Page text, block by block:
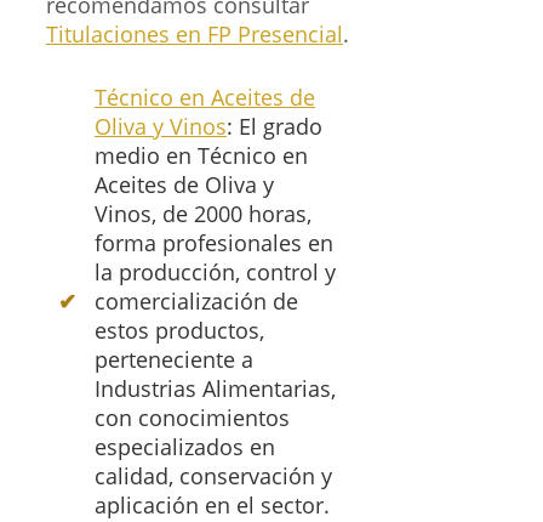
Titulaciones en FP Presencial.
Técnico en Aceites de
Oliva y Vinos: El grado
medio en Técnico en
Aceites de Oliva y
Vinos, de 2000 horas,
forma profesionales en
la producción, control y
comercialización de
estos productos,
perteneciente a
Industrias Alimentarias,
con conocimientos
especializados en
calidad, conservación y
aplicación en el sector.